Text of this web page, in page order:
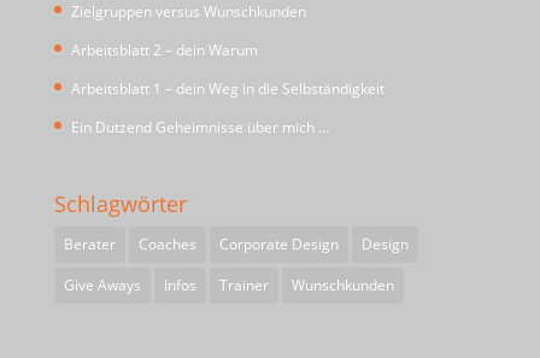
Zielgruppen versus Wunschkunden
Arbeitsblatt 2 – dein Warum
Arbeitsblatt 1 – dein Weg in die Selbständigkeit
Ein Dutzend Geheimnisse über mich …
Schlagwörter
Berater Coaches Corporate Design
Design
Give Aways
Infos Trainer Wunschkunden